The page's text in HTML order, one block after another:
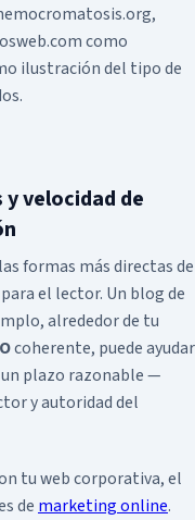
como
ilustración del tipo de
velocidad de
formas más directas de
el lector. Un blog de
alrededor de tu
coherente, puede ayudar
plazo razonable —
y autoridad del
tu web corporativa, el
de marketing online.